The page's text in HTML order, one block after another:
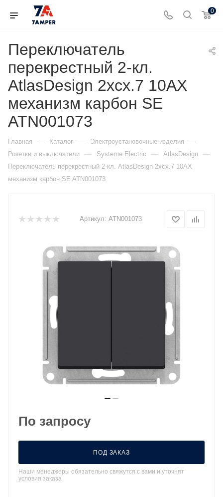
0
Переключатель
перекрестный 2-кл.
AtlasDesign 2хсх.7 10АХ
механизм карбон SE
ATN001073
Главная — Каталог — Электроустановочные изделия —
Розетки и выключатели — Systeme Electric — AtlasDesign —
Переключатель перекрестный 2-кл. AtlasDesign 2хсх.7 10АХ
механизм карбон SE ATN001073
Артикул: ATN001073
По запросу
ПОД ЗАКАЗ
Наши менеджеры обязательно свяжутся с вами и уточнят
условия заказа